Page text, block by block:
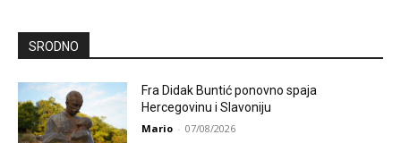
SRODNO
Fra Didak Buntić ponovno spaja
Hercegovinu i Slavoniju
Mario - 07/08/2026